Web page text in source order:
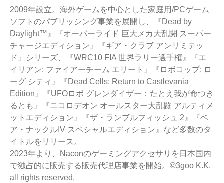
2009年設立。海外ゲームを中心とした家庭用/PCゲーム
ソフトのパブリッシング事業を展開し、『Dead by
Daylight™』『オーバーライド 巨大メカ大乱闘 スーパー
チャージエディション』『ギア・クラブ アンリミテッ
ド』シリーズ、『WRC10 FIA 世界ラリー選手権』『エ
イリアン: ファイアーチーム エリート』『ロボコップ: ロ
ーグ シティ』『Dead Cells: Return to Castlevania
Edition』『UFOロボ グレンダイザー：たとえ我が命つき
るとも』『ニコロデオン オールスター大乱闘 アルティメ
ットエディション』『ザ・ランブルフィッシュ 2』『ベ
ア・ナックルIV スペシャルエディション』など多数のタ
イトルをリリース。
2023年より、Naconのゲーミングアクセサリを日本国内
で独占的に販売する販売代理店事業を開始。©3goo K.K.
all rights reserved.